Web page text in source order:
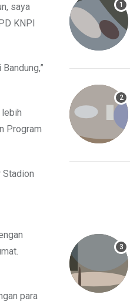
saya
KNPI
lebih
Program
Stadion
para